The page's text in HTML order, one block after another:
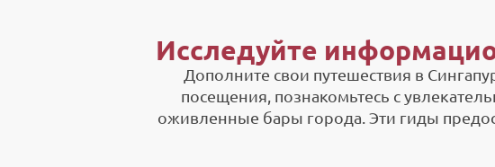
Исследуйте
Дополните свои путешествия в
посещения, познакомьтесь с
оживленные бары города. Эти гиды